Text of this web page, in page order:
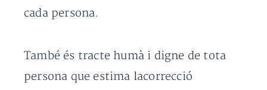
cada persona.
També és tracte humà i digne de tota
persona que estima lacorrecció